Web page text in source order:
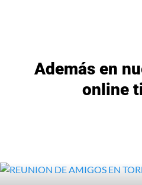
Además en
online